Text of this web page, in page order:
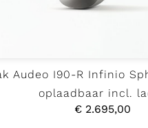
Audeo I90-R Infinio
oplaadbaar incl.
€2.695,00